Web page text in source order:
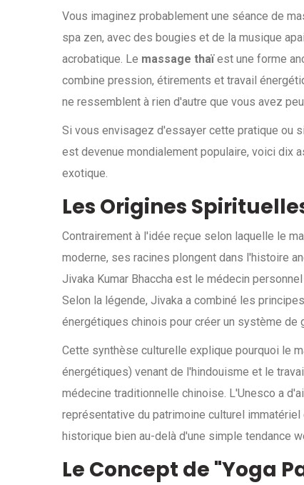
Vous imaginez probablement une séance de
spa zen, avec des bougies et de la musique
acrobatique. Le massage thaïest une forme
combine pression, étirements et travail
ne ressemblent à rien d'autre que vous avez
Si vous envisagez d'essayer cette pratique ou
est devenue mondialement populaire, voici dix
exotique.
Les Origines
Contrairement à l'idée reçue selon laquelle le
moderne, ses racines plongent dans l'histoire
Jivaka Kumar Bhaccha est le médecin
Selon la légende, Jivaka a combiné les
énergétiques chinois pour créer un système de
Cette synthèse culturelle explique pourquoi le
énergétiques) venant de l'hindouisme et le
médecine traditionnelle chinoise. L'Unesco a
représentative du patrimoine culturel
historique bien au-delà d'une simple tendance
Le Concept de "Yoga